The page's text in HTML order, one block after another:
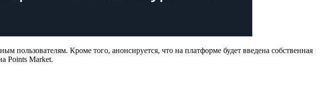
пользователям. Кроме того, анонсируется, что на платформе будет введена собственная
Points Market.